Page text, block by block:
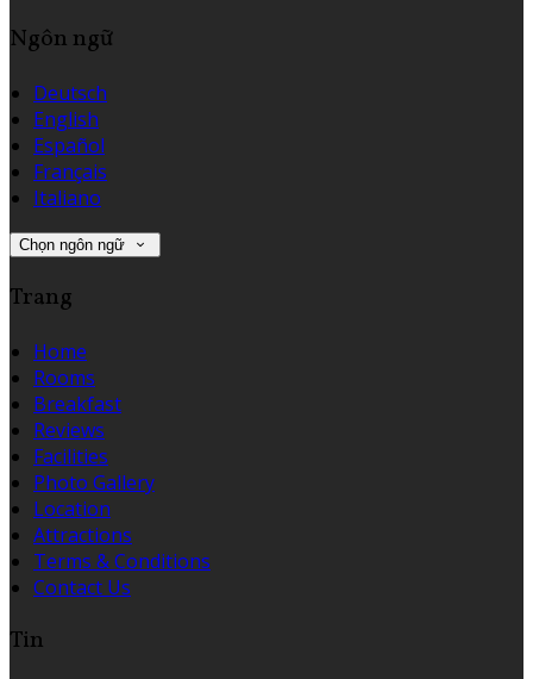
Ngôn ngữ
Deutsch
English
Español
Français
Italiano
Chọn ngôn ngữ
Trang
Home
Rooms
Breakfast
Reviews
Facilities
Photo Gallery
Location
Attractions
Terms & Conditions
Contact Us
Tin